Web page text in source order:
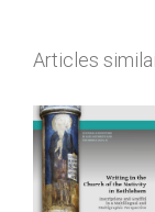
(7
2023,
14-
17h).
Articles